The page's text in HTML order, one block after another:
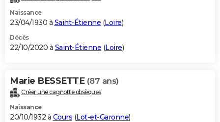
Naissance
23/04/1930 à Saint-Étienne (Loire)
Décès
22/10/2020 à Saint-Étienne (Loire)
Marie BESSETTE (87 ans)
Créer une cagnotte obsèques
Naissance
20/10/1932 à Cours (Lot-et-Garonne)